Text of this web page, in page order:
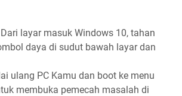
layar masuk Windows 10, tahan
daya di sudut bawah layar dan
ulang PC Kamu dan boot ke menu
membuka pemecah masalah di